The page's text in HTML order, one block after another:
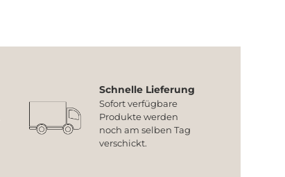
Schnelle Lieferung
Sofort verfügbare
Produkte werden
noch am selben Tag
verschickt.